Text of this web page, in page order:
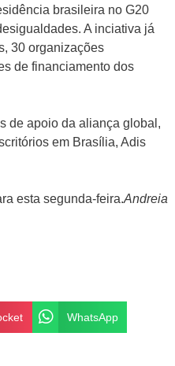
brasileira no G20
A inciativa já
30 organizações
de financiamento dos
de apoio da aliança global,
em Brasília, Adis
esta segunda-feira.Andreia
WhatsApp